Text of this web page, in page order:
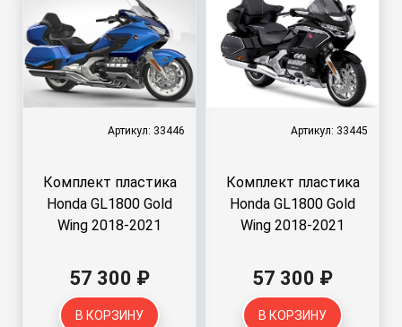
Артикул: 33446
Комплект пластика
Honda GL1800 Gold
Wing 2018-2021
57 300 ₽
В КОРЗИНУ
Артикул: 33445
Комплект пластика
Honda GL1800 Gold
Wing 2018-2021
57 300 ₽
В КОРЗИНУ